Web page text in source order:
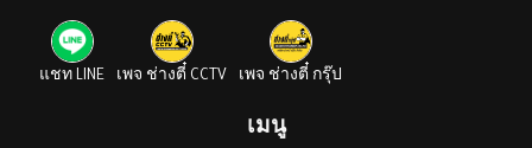
แชท LINE เพจ ช่างตี๋ CCTV เพจ ช่างตี๋ กรุ๊ป
เมนู